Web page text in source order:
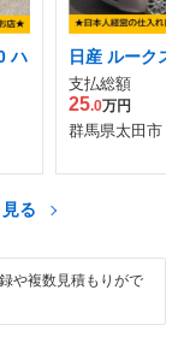
ハ
日産 ルーク
支払総額
25.0万円
群馬県太田市
る
や複数見積もりがで